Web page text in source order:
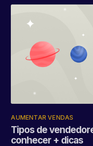
AUMENTAR VENDAS
Tipos de
conhecer + dicas